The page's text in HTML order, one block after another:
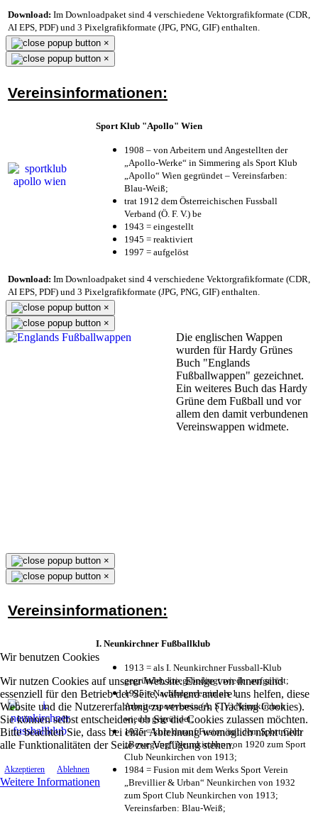
Wir benutzen Cookies
Wir nutzen Cookies auf unserer Website. Einige von ihnen sind
essenziell für den Betrieb der Seite, während andere uns helfen, diese
Website und die Nutzererfahrung zu verbessern (Tracking Cookies).
Sie können selbst entscheiden, ob Sie die Cookies zulassen möchten.
Bitte beachten Sie, dass bei einer Ablehnung womöglich nicht mehr
alle Funktionalitäten der Seite zur Verfügung stehen.
Akzeptieren Ablehnen
Weitere Informationen
Download: Im Downloadpaket sind 4 verschiedene Vektorgrafikformate (CDR,
AI EPS, PDF) und 3 Pixelgrafikformate (JPG, PNG, GIF) enthalten.
×
×
Vereinsinformationen:
Sport Klub "Apollo" Wien
1908 – von Arbeitern und Angestellten der
„Apollo-Werke“ in Simmering als Sport Klub
„Apollo“ Wien gegründet – Vereinsfarben:
Blau-Weiß;
trat 1912 dem Österreichischen Fussball
Verband (Ö. F. V.) be
1943 = eingestellt
1945 = reaktiviert
1997 = aufgelöst
Download: Im Downloadpaket sind 4 verschiedene Vektorgrafikformate (CDR,
AI EPS, PDF) und 3 Pixelgrafikformate (JPG, PNG, GIF) enthalten.
×
×
Die englischen Wappen
wurden für Hardy Grünes
Buch "Englands
Fußballwappen" gezeichnet.
Ein weiteres Buch das Hardy
Grüne dem Fußball und vor
allem den damit verbundenen
Vereinswappen widmete.
×
×
Vereinsinformationen:
I. Neunkirchner Fußballklub
1913 = als I. Neunkirchner Fussball-Klub
gegründet, kriegsbedingt wieder aufgelöst;
1925 = Nachfolgeverein als 1.
Arbeitersportverein (A. S. V.) Neunkirchen
wieder gegründet;
1925 = kurz darauf Fusion mit dem Sport Club
„Bewegung“ Neunkirchen von 1920 zum Sport
Club Neunkirchen von 1913;
1984 = Fusion mit dem Werks Sport Verein
„Brevillier & Urban“ Neunkirchen von 1932
zum Sport Club Neunkirchen von 1913;
Vereinsfarben: Blau-Weiß;